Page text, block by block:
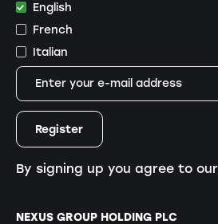
NEXUS GROUP HOLDING PLC
English
French
Italian
By signing up you agree to our